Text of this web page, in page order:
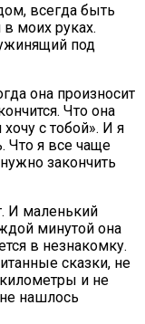
всегда быть
моих руках.
под
она произносит
Что она
с тобой». И я
Что я все чаще
закончить
И маленький
минутой она
в незнакомку.
сказки, не
и не
нашлось